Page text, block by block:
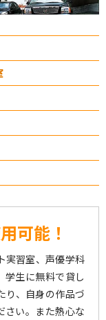
可能！
実習室、声優学科
学生に無料で貸し
り、自身の作品づ
さい。また熱心な